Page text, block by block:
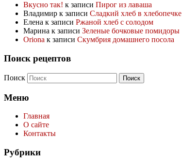
Вкусно так! к записи Пирог из лаваша
Владимир к записи Сладкий хлеб в хлебопечке
Елена к записи Ржаной хлеб с солодом
Марина к записи Зеленые бочковые помидоры
Oriona к записи Скумбрия домашнего посола
Поиск рецептов
Поиск
Меню
Главная
О сайте
Контакты
Рубрики